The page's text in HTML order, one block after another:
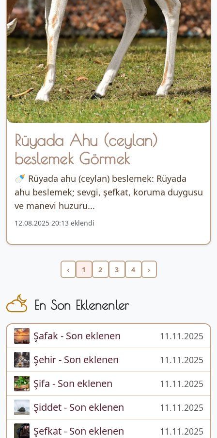
Rüyada Ahu (ceylan)
beslemek Görmek
🍼 Rüyada ahu (ceylan) beslemek: Rüyada
ahu beslemek; sevgi, şefkat, koruma duygusu
ve manevi huzuru...
12.08.2025 20:13 eklendi
‹ 1 2 3 4 ›
En Son Eklenenler
Şafak - Son eklenen 11.11.2025
Şehir - Son eklenen 11.11.2025
Şifa - Son eklenen 11.11.2025
Şiddet - Son eklenen 11.11.2025
Şefkat - Son eklenen 11.11.2025